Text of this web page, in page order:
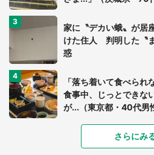
家に〝デカい蛾〟が居
けた住人 判明した〝
惑
「落ち着いて食べら
食事中、じっとできな
が...（東京都・40代男
「富豪すぎ」1歳息子
7万人驚がく 「お菓子
さらにみ